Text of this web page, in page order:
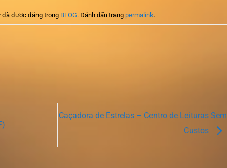
đã được đăng trong BLOG. Đánh dấu trang permalink.
Caçadora de Estrelas – Centro de Leituras Sem
Custos